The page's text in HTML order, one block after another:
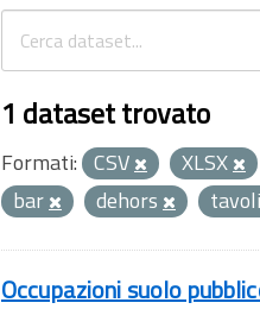
1 dataset trovato
Formati: CSV XLSX
bar
dehors tavoli
Occupazioni suolo